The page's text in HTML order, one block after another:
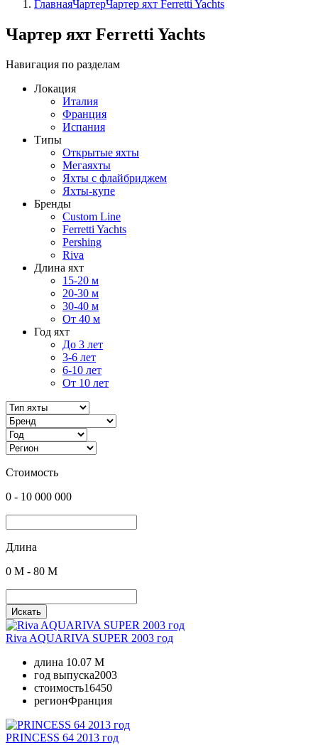
ГлавнаяЧартерЧартер яхт Ferretti Yachts
Чартер яхт Ferretti Yachts
Навигация по разделам
Локация
Италия
Франция
Испания
Типы
Открытые яхты
Мегаяхты
Яхты с флайбриджем
Яхты-купе
Бренды
Custom Line
Ferretti Yachts
Pershing
Riva
Длина яхт
15-20 м
20-30 м
30-40 м
От 40 м
Год яхт
До 3 лет
3-6 лет
6-10 лет
От 10 лет
Стоимость
0 - 10 000 000
Длина
0 M - 80 M
Искать
Riva AQUARIVA SUPER 2003 год
длина 10.07 M
год выпуска2003
стоимость16450
регионФранция
PRINCESS 64 2013 год